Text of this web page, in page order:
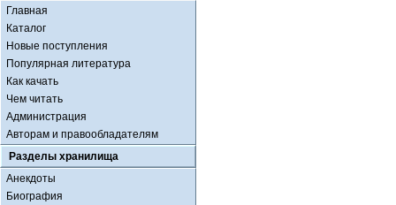
Главная
Каталог
Новые поступления
Популярная литература
Как качать
Чем читать
Администрация
Авторам и правообладателям
Разделы хранилища
Анекдоты
Биография